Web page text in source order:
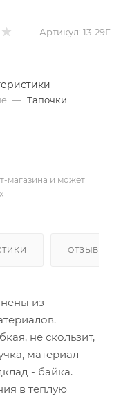
Артикул: 13-29Г
— Тапочки
магазина и может
ОТЗЫВЫ
из
не скользит,
материал -
- байка.
в теплую